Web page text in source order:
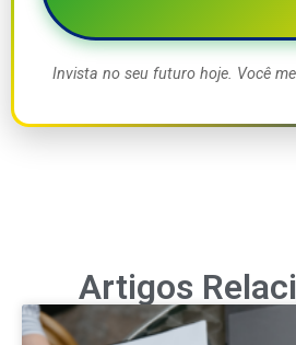
Invista no seu futuro hoje. Você
Artigos